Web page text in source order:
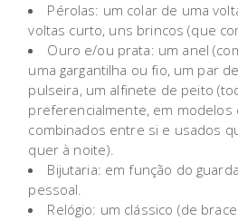
Pérolas: um colar de uma
voltas curto, uns brincos (que
Ouro e/ou prata: um anel
uma gargantilha ou fio, um par
pulseira, um alfinete de peito
preferencialmente, em
combinados entre si e usados
quer à noite).
Bijutaria: em função do
pessoal.
Relógio: um clássico (de